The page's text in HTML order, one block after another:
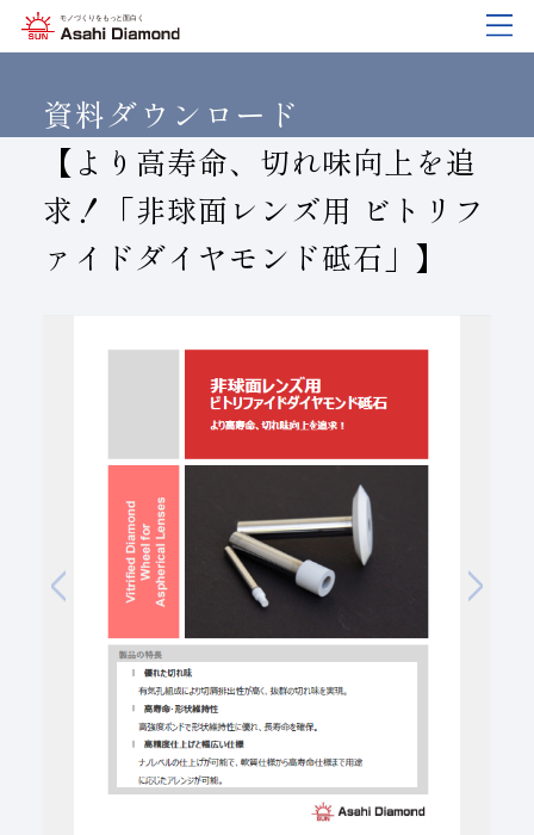
企業情報
企業情報
旭ダイヤについて
子会社
マルチステークホルダー
製品紹介
製品紹介
業種から探す
加工方法から探す
技術情報
技術情報
ダイヤモンド工具・ CBN工具の基礎知識
トラブルシューティング
各製品の安全な取扱いについて
研究開発
研究開発
研究開発について
イノベーションストーリー
サステナビリティ
サステナビリティ
サステナビリティポリシー
マテリアリティ
リスクマネジメント（BCM）
サステナビリティブックレット
IR情報
IR情報
IR資料室
財務ハイライト
資料ダウンロード
【より高寿命、切れ味向上を追
求！「非球面レンズ用 ビトリフ
ァイドダイヤモンド砥石」】